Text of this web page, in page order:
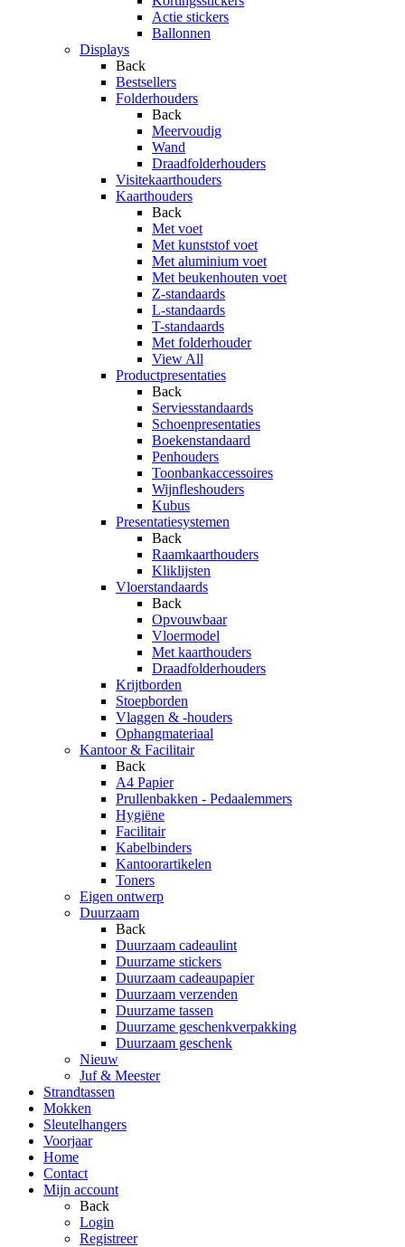
Actie stickers
Ballonnen
Displays
Back
Bestsellers
Folderhouders
Back
Meervoudig
Wand
Draadfolderhouders
Visitekaarthouders
Kaarthouders
Back
Met voet
Met kunststof voet
Met aluminium voet
Met beukenhouten voet
Z-standaards
L-standaards
T-standaards
Met folderhouder
View All
Productpresentaties
Back
Serviesstandaards
Schoenpresentaties
Boekenstandaard
Penhouders
Toonbankaccessoires
Wijnfleshouders
Kubus
Presentatiesystemen
Back
Raamkaarthouders
Kliklijsten
Vloerstandaards
Back
Opvouwbaar
Vloermodel
Met kaarthouders
Draadfolderhouders
Krijtborden
Stoepborden
Vlaggen & -houders
Ophangmateriaal
Kantoor & Facilitair
Back
A4 Papier
Prullenbakken - Pedaalemmers
Hygiëne
Facilitair
Kabelbinders
Kantoorartikelen
Toners
Eigen ontwerp
Duurzaam
Back
Duurzaam cadeaulint
Duurzame stickers
Duurzaam cadeaupapier
Duurzaam verzenden
Duurzame tassen
Duurzame geschenkverpakking
Duurzaam geschenk
Nieuw
Juf & Meester
Strandtassen
Mokken
Sleutelhangers
Voorjaar
Home
Contact
Mijn account
Back
Login
Registreer